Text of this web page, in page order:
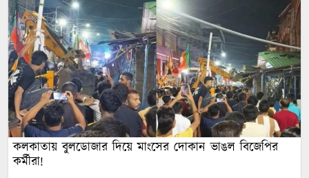
কলকাতায় বুলডোজার দিয়ে মাংসের দোকান ভাঙল বিজেপির
কর্মীরা!